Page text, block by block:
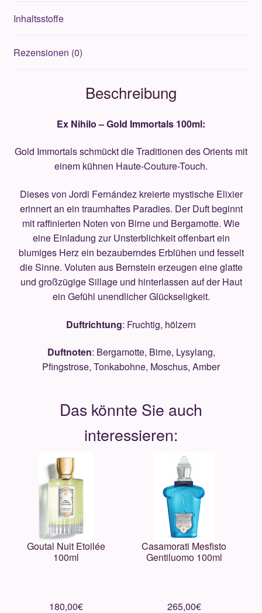
Inhaltsstoffe
Rezensionen (0)
Beschreibung
Ex Nihilo – Gold Immortals 100ml:
Gold Immortals schmückt die Traditionen des Orients mit
einem kühnen Haute-Couture-Touch.
Dieses von Jordi Fernández kreierte mystische Elixier
erinnert an ein traumhaftes Paradies. Der Duft beginnt
mit raffinierten Noten von Birne und Bergamotte. Wie
eine Einladung zur Unsterblichkeit offenbart ein
blumiges Herz ein bezauberndes Erblühen und fesselt
die Sinne. Voluten aus Bernstein erzeugen eine glatte
und großzügige Sillage und hinterlassen auf der Haut
ein Gefühl unendlicher Glückseligkeit.
Duftrichtung: Fruchtig, hölzern
Duftnoten: Bergamotte, Birne, Lysylang,
Pfingstrose, Tonkabohne, Moschus, Amber
Goutal Nuit Etoilée
100ml
180,00€
Casamorati Mesfisto
Gentiluomo 100ml
265,00€